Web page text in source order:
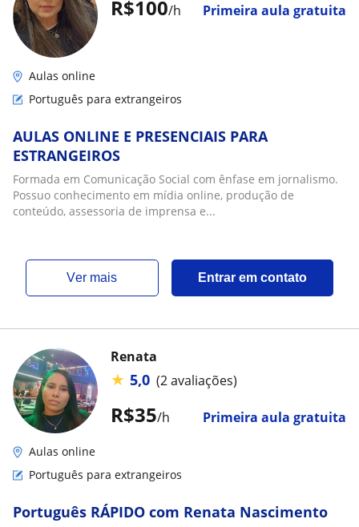
R$100/h Primeira aula gratuita
Aulas online
Português para extrangeiros
AULAS ONLINE E PRESENCIAIS PARA
ESTRANGEIROS
Formada em Comunicação Social com ênfase em jornalismo.
Possuo conhecimento em mídia online, produção de
conteúdo, assessoria de imprensa e...
ver mais Entrar em contato
R$35/h Primeira aula gratuita
Renata
★ 5,0 (2 avaliações)
Aulas online
Português para extrangeiros
Português RÁPIDO com Renata Nascimento